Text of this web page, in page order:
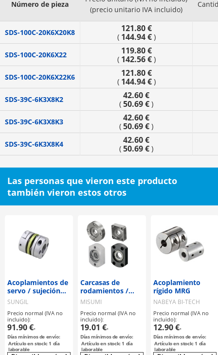
Número de pieza
(precio unitario IVA incluido)
SDS-100C-20K6X20K8 121.80 €
( 144.94 €)
SDS-100C-20K6X22 119.80 €
( 142.56 €)
SDS-100C-20K6X22K6 121.80 €
( 144.94 €)
SDS-39C-6K3X8K2 42.60 €
( 50.69 € )
SDS-39C-6K3X8K3 42.60 €
( 50.69 € )
SDS-39C-6K3X8K4 42.60 €
( 50.69 € )
Las personas que vieron este producto
también vieron estos otros
Acoplamientos de
servo / sujeción
por cubo, chaveta
/ 2 discos: acero /
cuerpo: aluminio /
SDW / SUNGIL
SUNGIL
Precio normal (IVA no
incluido):
91.90 €-
Días mínimos de envío:
Artículo en stock: 1 día
laborable
Carcasas de
rodamientos /
brida
seleccionable,
escalonada /
avellanado, rosca
interna / anillo de
retención /
rodamiento de
MISUMI
Precio normal (IVA no
incluido):
19.01 €-
Días mínimos de envío:
Artículo en stock: 1 día
laborable
Acoplamiento
rígido MRG
NABEYA BI-TECH
Precio normal (IVA no
incluido):
12.90 €-
Días mínimos de envío:
Artículo en stock: 1 día
laborable